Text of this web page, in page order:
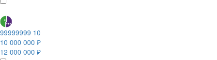
99999999 10
10 000 000 ₽
12 000 000 ₽